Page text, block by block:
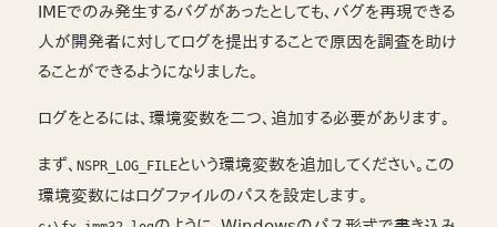
IMEでのみ発生するバグがあったとしても、バグを再現できる
人が開発者に対してログを提出することで原因を調査を助け
ることができるようになりました。
ログをとるには、環境変数を二つ、追加する必要があります。
まず、 NSPR_LOG_FILEという環境変数を追加してください。この
環境変数にはログファイルのパスを設定します。